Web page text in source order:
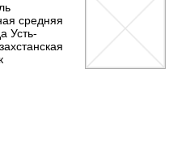
средняя
Усть-